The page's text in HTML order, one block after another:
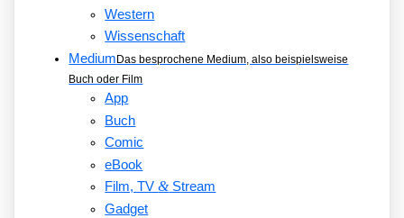
Western
Wissenschaft
Medium Das besprochene Medium, also beispielsweise
Buch oder Film
App
Buch
Comic
eBook
Film, TV&Stream
Gadget